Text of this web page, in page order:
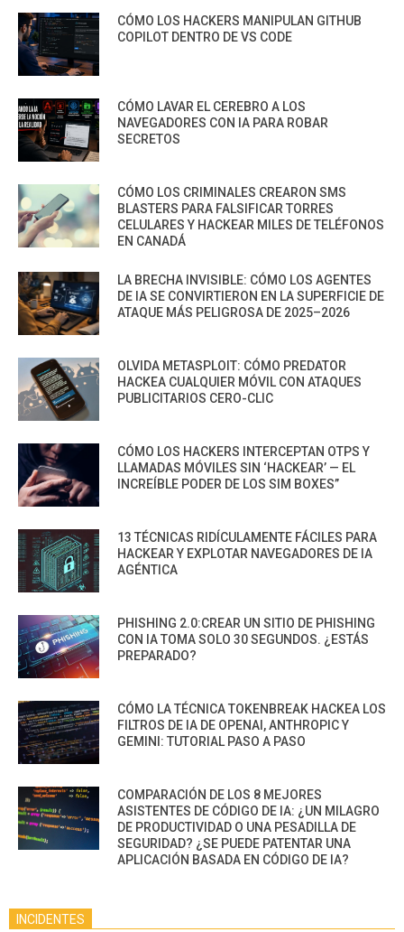
CÓMO LOS HACKERS MANIPULAN GITHUB
COPILOT DENTRO DE VS CODE
CÓMO LAVAR EL CEREBRO A LOS
NAVEGADORES CON IA PARA ROBAR
SECRETOS
CÓMO LOS CRIMINALES CREARON SMS
BLASTERS PARA FALSIFICAR TORRES
CELULARES Y HACKEAR MILES DE TELÉFONOS
EN CANADÁ
LA BRECHA INVISIBLE: CÓMO LOS AGENTES
DE IA SE CONVIRTIERON EN LA SUPERFICIE DE
ATAQUE MÁS PELIGROSA DE 2025–2026
OLVIDA METASPLOIT: CÓMO PREDATOR
HACKEA CUALQUIER MÓVIL CON ATAQUES
PUBLICITARIOS CERO-CLIC
CÓMO LOS HACKERS INTERCEPTAN OTPS Y
LLAMADAS MÓVILES SIN ‘HACKEAR’ — EL
INCREÍBLE PODER DE LOS SIM BOXES”
13 TÉCNICAS RIDÍCULAMENTE FÁCILES PARA
HACKEAR Y EXPLOTAR NAVEGADORES DE IA
AGÉNTICA
PHISHING 2.0:CREAR UN SITIO DE PHISHING
CON IA TOMA SOLO 30 SEGUNDOS. ¿ESTÁS
PREPARADO?
CÓMO LA TÉCNICA TOKENBREAK HACKEA LOS
FILTROS DE IA DE OPENAI, ANTHROPIC Y
GEMINI: TUTORIAL PASO A PASO
COMPARACIÓN DE LOS 8 MEJORES
ASISTENTES DE CÓDIGO DE IA: ¿UN MILAGRO
DE PRODUCTIVIDAD O UNA PESADILLA DE
SEGURIDAD? ¿SE PUEDE PATENTAR UNA
APLICACIÓN BASADA EN CÓDIGO DE IA?
INCIDENTES